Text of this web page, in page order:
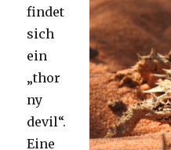
findet
sich
ein
„thor
ny
devil“.
Eine